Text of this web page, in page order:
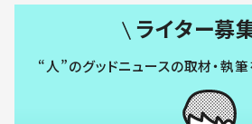
ライター募集
“人”のグッドニュースの取材・執